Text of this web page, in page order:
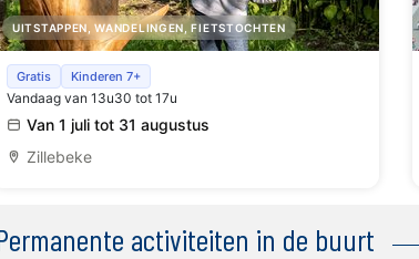
UITSTAPPEN, WANDELINGEN, FIETSTOCHTEN
Kraak de code van de Schatkist van Vlieg
Gratis Kinderen 7+
Vandaag van 13u30 tot 17u
Van 1 juli tot 31 augustus
Zillebeke
activiteiten in de buurt